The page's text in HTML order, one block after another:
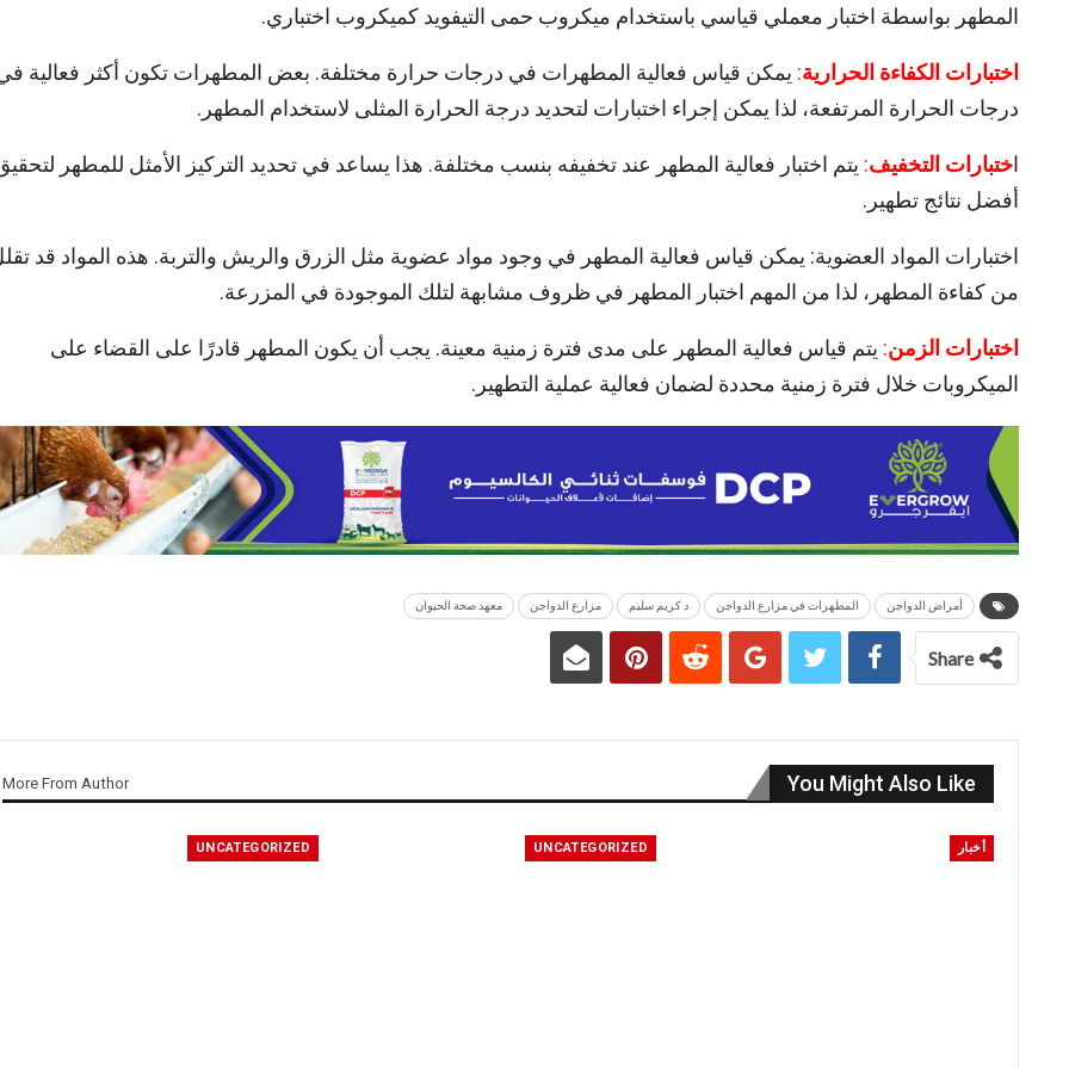
المطهر بواسطة اختبار معملي قياسي باستخدام ميكروب حمى التيفويد كميكروب اختباري.
اختبارات الكفاءة الحرارية: يمكن قياس فعالية المطهرات في درجات حرارة مختلفة. بعض المطهرات تكون أكثر فعالية
درجات الحرارة المرتفعة، لذا يمكن إجراء اختبارات لتحديد درجة الحرارة المثلى لاستخدام المطهر.
اختبارات التخفيف: يتم اختبار فعالية المطهر عند تخفيفه بنسب مختلفة. هذا يساعد في تحديد التركيز الأمثل للمطهر
أفضل نتائج تطهير.
اختبارات المواد العضوية: يمكن قياس فعالية المطهر في وجود مواد عضوية مثل الزرق والريش والتربة. هذه المواد قد
من كفاءة المطهر، لذا من المهم اختبار المطهر في ظروف مشابهة لتلك الموجودة في المزرعة.
اختبارات الزمن: يتم قياس فعالية المطهر على مدى فترة زمنية معينة. يجب أن يكون المطهر قادرًا على القضاء على
الميكروبات خلال فترة زمنية محددة لضمان فعالية عملية التطهير.
أمراض الدواجن المطهرات في مزارع الدواجن د كريم سليم مزارع الدواجن معهد صحة الحيوان
Share
You Might Also Like
More From Author
أخبار UNCATEGORIZED
UNCATEGORIZED